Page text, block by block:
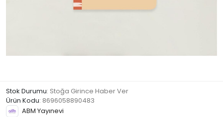
Stok Durumu: Stoğa Girince Haber Ver
Ürün Kodu: 8696058890483
ABM Yayınevi